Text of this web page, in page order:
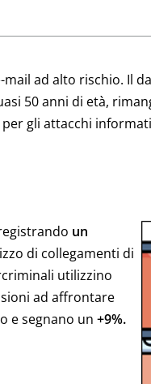
ad alto rischio. Il
50 anni di età,
gli attacchi
un
di collegamenti di
utilizzino
ad affrontare
e segnano un +9%.